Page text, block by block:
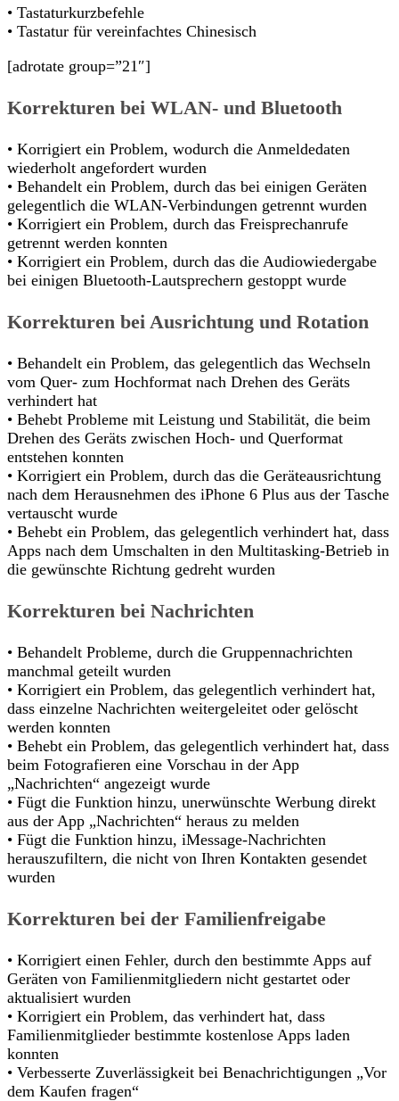
• Tastaturkurzbefehle
• Tastatur für vereinfachtes Chinesisch
[adrotate group=”21″]
Korrekturen bei WLAN- und Bluetooth
• Korrigiert ein Problem, wodurch die Anmeldedaten
wiederholt angefordert wurden
• Behandelt ein Problem, durch das bei einigen Geräten
gelegentlich die WLAN-Verbindungen getrennt wurden
• Korrigiert ein Problem, durch das Freisprechanrufe
getrennt werden konnten
• Korrigiert ein Problem, durch das die Audiowiedergabe
bei einigen Bluetooth-Lautsprechern gestoppt wurde
Korrekturen bei Ausrichtung und Rotation
• Behandelt ein Problem, das gelegentlich das Wechseln
vom Quer- zum Hochformat nach Drehen des Geräts
verhindert hat
• Behebt Probleme mit Leistung und Stabilität, die beim
Drehen des Geräts zwischen Hoch- und Querformat
entstehen konnten
• Korrigiert ein Problem, durch das die Geräteausrichtung
nach dem Herausnehmen des iPhone 6 Plus aus der Tasche
vertauscht wurde
• Behebt ein Problem, das gelegentlich verhindert hat, dass
Apps nach dem Umschalten in den Multitasking-Betrieb in
die gewünschte Richtung gedreht wurden
Korrekturen bei Nachrichten
• Behandelt Probleme, durch die Gruppennachrichten
manchmal geteilt wurden
• Korrigiert ein Problem, das gelegentlich verhindert hat,
dass einzelne Nachrichten weitergeleitet oder gelöscht
werden konnten
• Behebt ein Problem, das gelegentlich verhindert hat, dass
beim Fotografieren eine Vorschau in der App
„Nachrichten“ angezeigt wurde
• Fügt die Funktion hinzu, unerwünschte Werbung direkt
aus der App „Nachrichten“ heraus zu melden
• Fügt die Funktion hinzu, iMessage-Nachrichten
herauszufiltern, die nicht von Ihren Kontakten gesendet
wurden
Korrekturen bei der Familienfreigabe
• Korrigiert einen Fehler, durch den bestimmte Apps auf
Geräten von Familienmitgliedern nicht gestartet oder
aktualisiert wurden
• Korrigiert ein Problem, das verhindert hat, dass
Familienmitglieder bestimmte kostenlose Apps laden
konnten
• Verbesserte Zuverlässigkeit bei Benachrichtigungen „Vor
dem Kaufen fragen“